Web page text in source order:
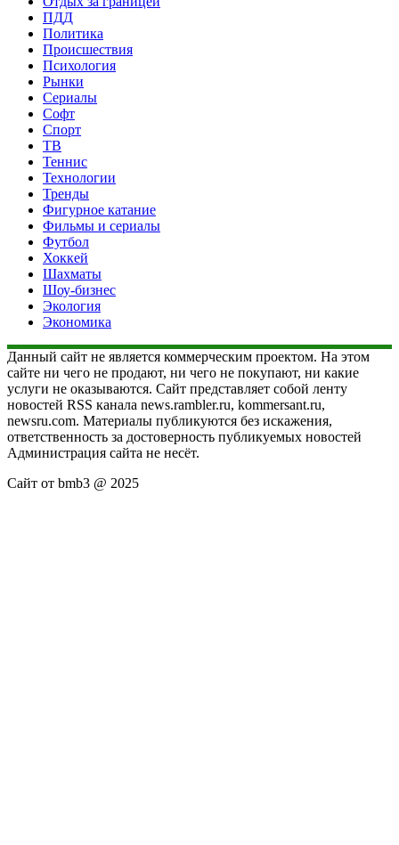
ПДД
Политика
Происшествия
Психология
Рынки
Сериалы
Софт
Спорт
ТВ
Теннис
Технологии
Тренды
Фигурное катание
Фильмы и сериалы
Футбол
Хоккей
Шахматы
Шоу-бизнес
Экология
Экономика
Данный сайт не является коммерческим проектом. На этом
сайте ни чего не продают, ни чего не покупают, ни какие
услуги не оказываются. Сайт представляет собой ленту
новостей RSS канала news.rambler.ru, kommersant.ru,
newsru.com. Материалы публикуются без искажения,
ответственность за достоверность публикуемых новостей
Администрация сайта не несёт.
Сайт от bmb3 @ 2025